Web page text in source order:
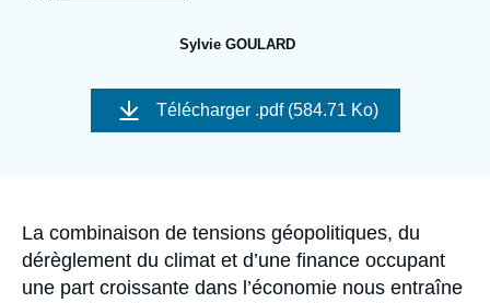
Se connecter
Sylvie GOULARD
Image
couverture
Télécharger .pdf (584.71 Ko)
Accroche
La combinaison de tensions géopolitiques, du
dérèglement du climat et d’une finance occupant
une part croissante dans l’économie nous entraîne